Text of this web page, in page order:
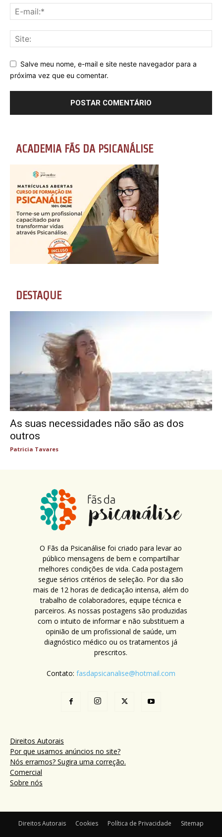
Salve meu nome, e-mail e site neste navegador para a
próxima vez que eu comentar.
ACADEMIA FÃS DA PSICANÁLISE
DESTAQUE
As suas necessidades não são as dos
outros
Patricia Tavares
O Fãs da Psicanálise foi criado para levar ao
público mensagens de bem e compartilhar
melhores condições de vida. Cada postagem
segue sérios critérios de seleção. Por dia são
mais de 12 horas de dedicação intensa, além do
trabalho de colaboradores, equipe técnica e
parceiros. As nossas postagens são produzidas
com o intuito de informar e não substituem a
opinião de um profissional de saúde, um
diagnóstico médico ou os tratamentos já
prescritos.
Contato: fasdapsicanalise@hotmail.com
Direitos Autorais
Por que usamos anúncios no site?
Nós erramos? Sugira uma correção.
Comercial
Sobre nós
Direitos Autorais Cookies Política de Privacidade Sitemap